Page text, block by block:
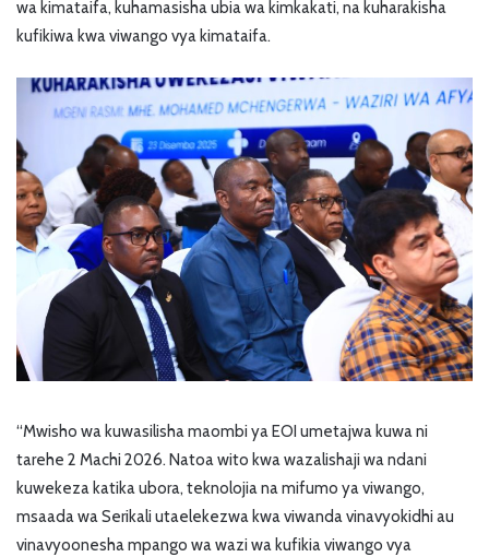
wa kimataifa, kuhamasisha ubia wa kimkakati, na kuharakisha
kufikiwa kwa viwango vya kimataifa.
“Mwisho wa kuwasilisha maombi ya EOI umetajwa kuwa ni
tarehe 2 Machi 2026. Natoa wito kwa wazalishaji wa ndani
kuwekeza katika ubora, teknolojia na mifumo ya viwango,
msaada wa Serikali utaelekezwa kwa viwanda vinavyokidhi au
vinavyoonesha mpango wa wazi wa kufikia viwango vya